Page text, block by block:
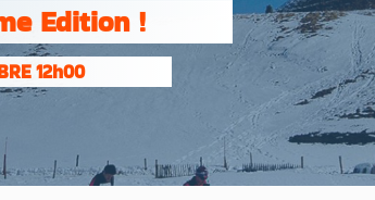
Edition !
12h00